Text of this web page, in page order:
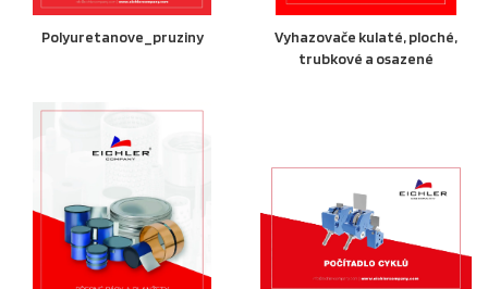
Polyuretanove_pruziny
Vyhazovače kulaté, ploché,
trubkové a osazené